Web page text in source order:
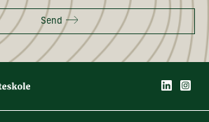
Send